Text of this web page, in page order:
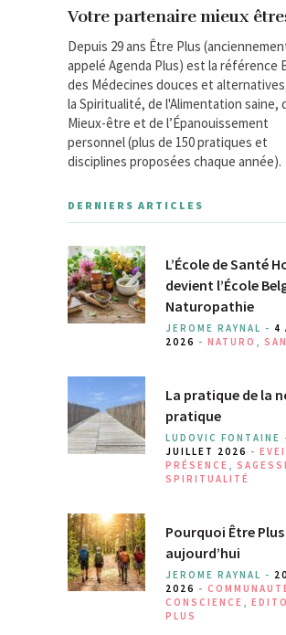
Votre partenaire mieux
Depuis 29 ans Être Plus
appelé Agenda Plus) est la référence
des Médecines douces et
la Spiritualité, de l'Alimentation saine,
Mieux-être et de l’Épanouissement
personnel (plus de 150 pratiques et
disciplines proposées chaque année).
DERNIERS ARTICLES
L’École de Santé
devient l’École
Naturopathie
JEROME RAYNAL - 4
2026 - NATURO
La pratique de la
pratique
LUDOVIC FONTAINE
JUILLET 2026 -
PRÉSENCE
SPIRITUALITÉ
Pourquoi Être
aujourd’hui
JEROME RAYNAL -
2026 -
CONSCIENCE
EDITO
PLUS